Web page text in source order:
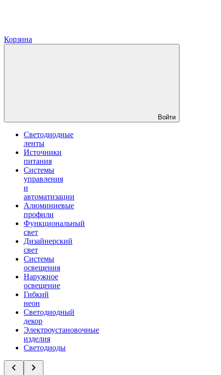
Корзина
Войти
Светодиодные
ленты
Источники
питания
Системы
управления
и
автоматизации
Алюминиевые
профили
Функциональный
свет
Дизайнерский
свет
Системы
освещения
Наружное
освещение
Гибкий
неон
Светодиодный
декор
Электроустановочные
изделия
Светодиоды